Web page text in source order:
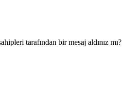
tarafından bir mesaj aldınız mı?